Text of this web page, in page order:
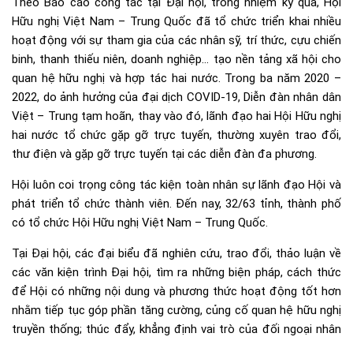
Hữu nghị Việt Nam – Trung Quốc đã tổ chức triển khai nhiều
hoạt động với sự tham gia của các nhân sỹ, trí thức, cựu chiến
binh, thanh thiếu niên, doanh nghiệp… tạo nền tảng xã hội cho
quan hệ hữu nghị và hợp tác hai nước. Trong ba năm 2020 –
2022, do ảnh hưởng của đại dịch COVID-19, Diễn đàn nhân dân
Việt – Trung tạm hoãn, thay vào đó, lãnh đạo hai Hội Hữu nghị
hai nước tổ chức gặp gỡ trực tuyến, thường xuyên trao đổi,
thư điện và gặp gỡ trực tuyến tại các diễn đàn đa phương.
Hội luôn coi trọng công tác kiện toàn nhân sự lãnh đạo Hội và
phát triển tổ chức thành viên. Đến nay, 32/63 tỉnh, thành phố
có tổ chức Hội Hữu nghị Việt Nam – Trung Quốc.
Tại Đại hội, các đại biểu đã nghiên cứu, trao đổi, thảo luận về
các văn kiện trình Đại hội, tìm ra những biện pháp, cách thức
để Hội có những nội dung và phương thức hoạt động tốt hơn
nhằm tiếp tục góp phần tăng cường, củng cố quan hệ hữu nghị
truyền thống; thúc đẩy, khẳng định vai trò của đối ngoại nhân